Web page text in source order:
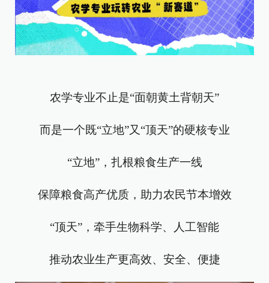
农学专业不止是“面朝黄土背朝天”
而是一个既“立地”又“顶天”的硬核专业
“立地”，扎根粮食生产一线
保障粮食高产优质，助力农民节本增效
“顶天”，牵手生物科学、人工智能
推动农业生产更高效、安全、便捷